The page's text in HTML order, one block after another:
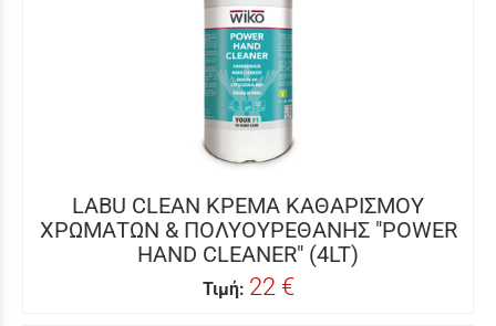
LABU CLEAN ΚΡΕΜΑ ΚΑΘΑΡΙΣΜΟΥ
ΧΡΩΜΑΤΩΝ & ΠΟΛΥΟΥΡΕΘΑΝΗΣ "POWER
HAND CLEANER" (4LT)
Τιμή: 22 €